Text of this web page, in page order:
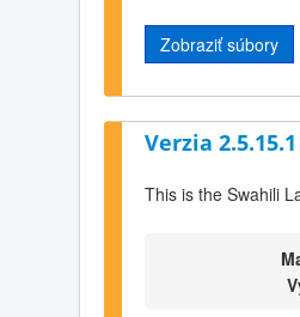
Zobraziť súbory
Verzia 2.5.15.1
This is the Swahili